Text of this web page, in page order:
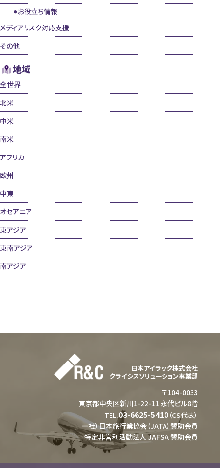
お役立ち情報
メディアリスク対応支援
その他
地域
全世界
北米
中米
南米
アフリカ
欧州
中東
オセアニア
東アジア
東南アジア
南アジア
日本アイラック株式会社
クライシスソリューション事業部
〒104-0033
東京都中央区新川1-22-11 永代ビル8階
TEL.03-6625-5410 （CS代表）
一社）日本旅行業協会（JATA）賛助会員
特定非営利活動法人 JAFSA 賛助会員